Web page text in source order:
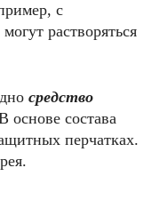
с
растворяться
средство
основе состава
перчатках.